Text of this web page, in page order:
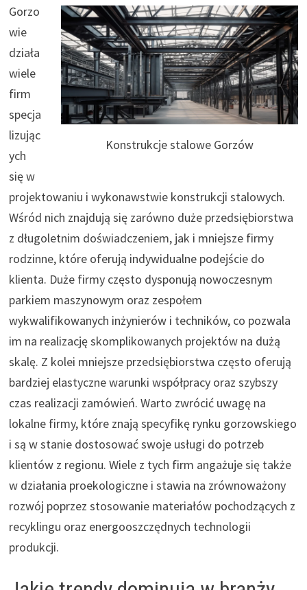
Konstrukcje stalowe Gorzów
Gorzo
wie
działa
wiele
firm
specja
lizując
ych
się w
projektowaniu i wykonawstwie konstrukcji stalowych.
Wśród nich znajdują się zarówno duże przedsiębiorstwa
z długoletnim doświadczeniem, jak i mniejsze firmy
rodzinne, które oferują indywidualne podejście do
klienta. Duże firmy często dysponują nowoczesnym
parkiem maszynowym oraz zespołem
wykwalifikowanych inżynierów i techników, co pozwala
im na realizację skomplikowanych projektów na dużą
skalę. Z kolei mniejsze przedsiębiorstwa często oferują
bardziej elastyczne warunki współpracy oraz szybszy
czas realizacji zamówień. Warto zwrócić uwagę na
lokalne firmy, które znają specyfikę rynku gorzowskiego
i są w stanie dostosować swoje usługi do potrzeb
klientów z regionu. Wiele z tych firm angażuje się także
w działania proekologiczne i stawia na zrównoważony
rozwój poprzez stosowanie materiałów pochodzących z
recyklingu oraz energooszczędnych technologii
produkcji.